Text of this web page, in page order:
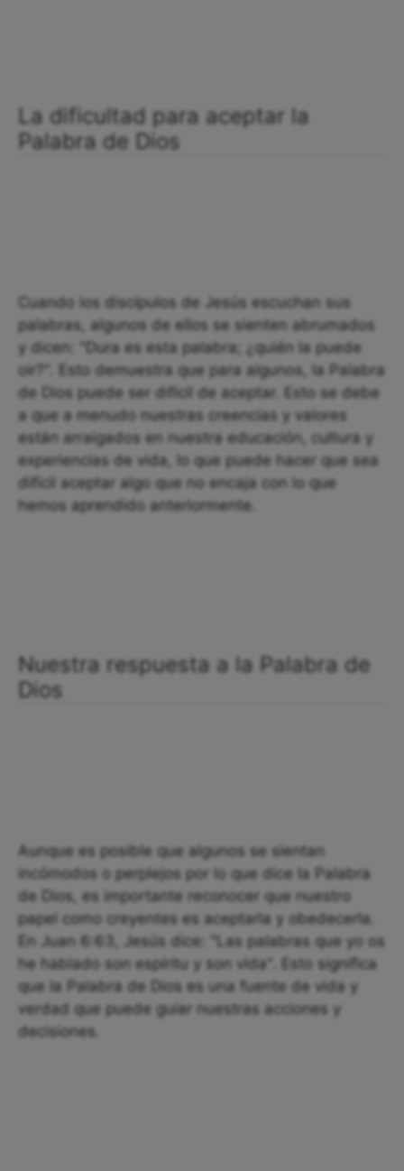
La dificultad para aceptar la
Palabra de Dios
Cuando los discípulos de Jesús escuchan sus
palabras, algunos de ellos se sienten abrumados
y dicen: "Dura es esta palabra; ¿quién la puede
oir?". Esto demuestra que para algunos, la Palabra
de Dios puede ser difícil de aceptar. Esto se debe
a que a menudo nuestras creencias y valores
están arraigados en nuestra educación, cultura y
experiencias de vida, lo que puede hacer que sea
difícil aceptar algo que no encaja con lo que
hemos aprendido anteriormente.
Nuestra respuesta a la Palabra de
Dios
Aunque es posible que algunos se sientan
incómodos o perplejos por lo que dice la Palabra
de Dios, es importante reconocer que nuestro
papel como creyentes es aceptarla y obedecerla.
En Juan 6:63, Jesús dice: "Las palabras que yo os
he hablado son espíritu y son vida". Esto significa
que la Palabra de Dios es una fuente de vida y
verdad que puede guiar nuestras acciones y
decisiones.